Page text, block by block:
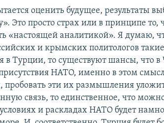
оценить будущее, результаты
Это просто страх или в принципе то,
«настоящей аналитикой». Я думаю,
и крымских политологов
в Турции, то существуют шансы, что
НАТО, именно в этом
пробовать эти их размышления
связь, то единственное, что
и раскладах НАТО будет